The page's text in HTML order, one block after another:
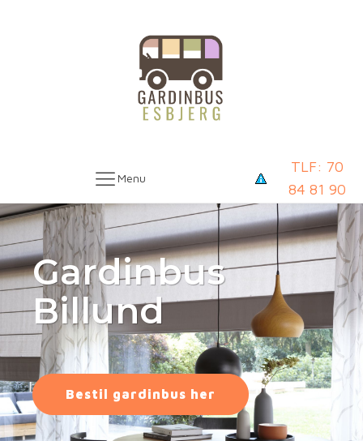
Menu
TLF: 70
84 81 90
Gardinbus
Billund
Bestil gardinbus her